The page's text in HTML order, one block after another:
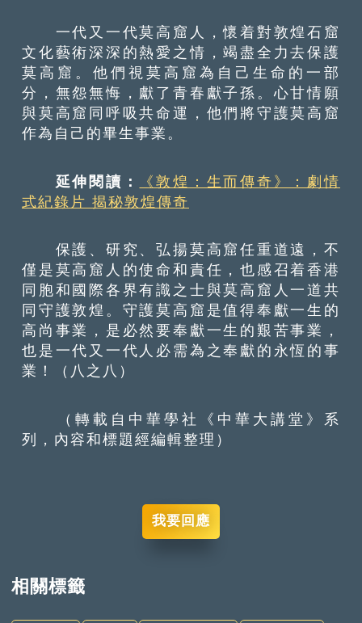
一代又一代莫高窟人，懷着對敦煌石窟
文化藝術深深的熱愛之情，竭盡全力去保護
莫高窟。他們視莫高窟為自己生命的一部
分，無怨無悔，獻了青春獻子孫。心甘情願
與莫高窟同呼吸共命運，他們將守護莫高窟
作為自己的畢生事業。
延伸閱讀：
《敦煌：生而傳奇》：劇情
式紀錄片 揭秘敦煌傳奇
保護、研究、弘揚莫高窟任重道遠，不
僅是莫高窟人的使命和責任，也感召着香港
同胞和國際各界有識之士與莫高窟人一道共
同守護敦煌。守護莫高窟是值得奉獻一生的
高尚事業，是必然要奉獻一生的艱苦事業，
也是一代又一代人必需為之奉獻的永恆的事
業！（八之八）
（轉載自中華學社《中華大講堂》系
列，內容和標題經編輯整理）
我要回應
相關標籤